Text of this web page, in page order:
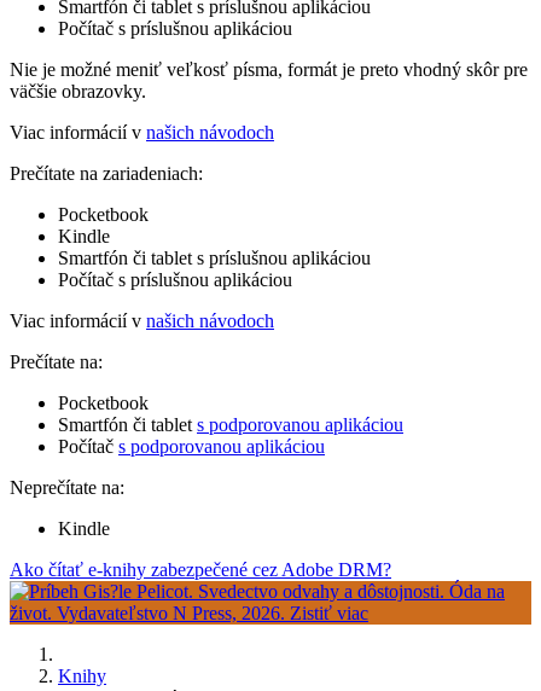
Smartfón či tablet s príslušnou aplikáciou
Počítač s príslušnou aplikáciou
Nie je možné meniť veľkosť písma, formát je preto vhodný skôr pre
väčšie obrazovky.
Viac informácií v našich návodoch
Prečítate na zariadeniach:
Pocketbook
Kindle
Smartfón či tablet s príslušnou aplikáciou
Počítač s príslušnou aplikáciou
Viac informácií v našich návodoch
Prečítate na:
Pocketbook
Smartfón či tablet s podporovanou aplikáciou
Počítač s podporovanou aplikáciou
Neprečítate na:
Kindle
Ako čítať e-knihy zabezpečené cez Adobe DRM?
Knihy